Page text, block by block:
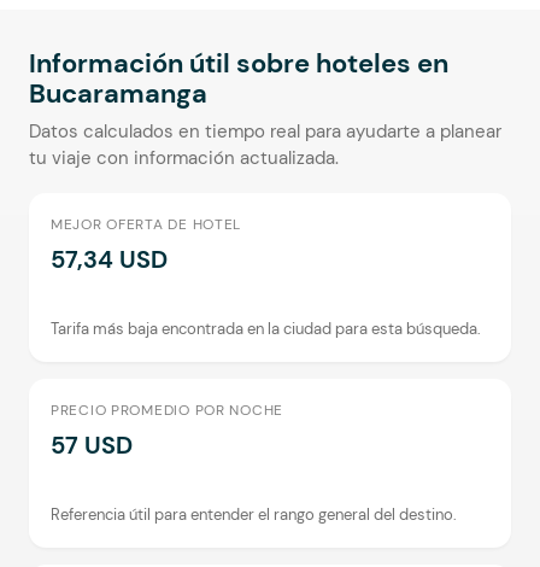
Información útil sobre hoteles en
Bucaramanga
Datos calculados en tiempo real para ayudarte a planear
tu viaje con información actualizada.
MEJOR OFERTA DE HOTEL
57,34 USD
Tarifa más baja encontrada en la ciudad para esta búsqueda.
PRECIO PROMEDIO POR NOCHE
57 USD
Referencia útil para entender el rango general del destino.